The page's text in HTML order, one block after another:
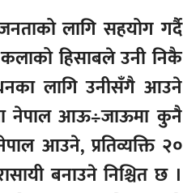
लागि सहयोग गर्दै
हिसाबले उनी निकै
लागि उनीसँगै आउने
नेपाल आऊ÷जाऊमा कुनै
आउने, प्रतिव्यक्ति २०
बनाउने निश्चित छ ।